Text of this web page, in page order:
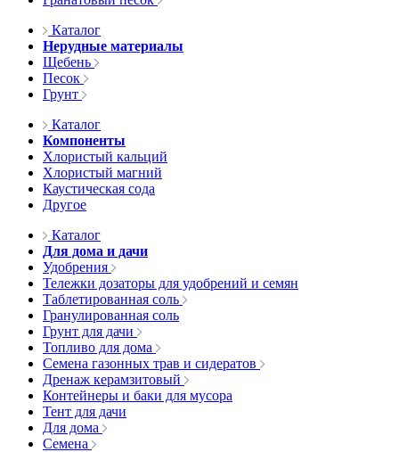
Каталог
Нерудные материалы
Щебень
Песок
Грунт
Каталог
Компоненты
Хлористый кальций
Хлористый магний
Каустическая сода
Другое
Каталог
Для дома и дачи
Удобрения
Тележки дозаторы для удобрений и семян
Таблетированная соль
Гранулированная соль
Грунт для дачи
Топливо для дома
Семена газонных трав и сидератов
Дренаж керамзитовый
Контейнеры и баки для мусора
Тент для дачи
Для дома
Семена